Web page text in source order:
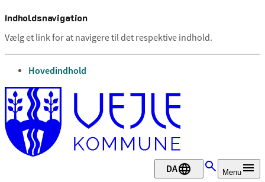
Indholdsnavigation
Vælg et link for at navigere til det respektive indhold.
gå til
Hovedindhold
DA Menu